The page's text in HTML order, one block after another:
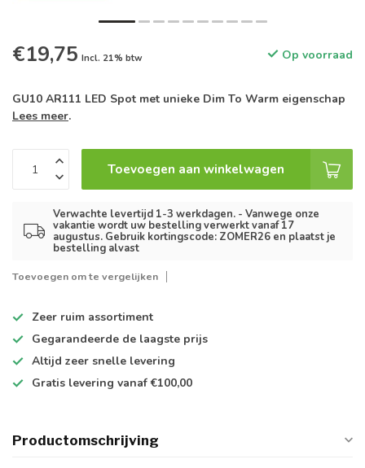
€19,75 Incl. 21% btw Op voorraad
GU10 AR111 LED Spot met unieke Dim To Warm eigenschap
Lees meer.
Toevoegen aan winkelwagen
Verwachte levertijd 1-3 werkdagen. - Vanwege onze
vakantie wordt uw bestelling verwerkt vanaf 17
augustus. Gebruik kortingscode: ZOMER26 en plaatst je
bestelling alvast
Toevoegen om te vergelijken
Zeer ruim assortiment
Gegarandeerde de laagste prijs
Altijd zeer snelle levering
Gratis levering vanaf €100,00
Productomschrijving